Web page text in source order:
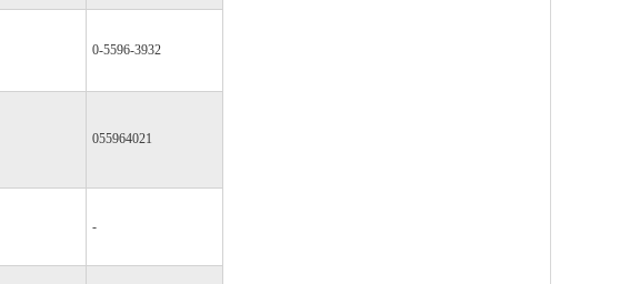
0-5596-3932
055964021
-